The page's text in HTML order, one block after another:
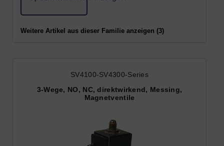
Weitere Artikel aus dieser Familie anzeigen (3)
SV4100-SV4300-Series
3-Wege, NO, NC, direktwirkend, Messing,
Magnetventile